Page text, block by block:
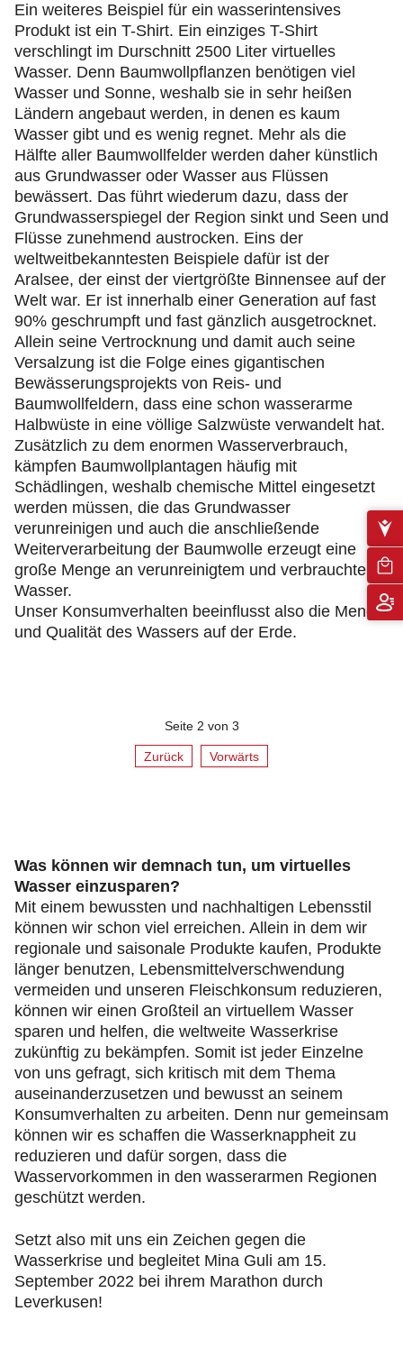
Ein weiteres Beispiel für ein wasserintensives
Produkt ist ein T-Shirt. Ein einziges T-Shirt
verschlingt im Durschnitt 2500 Liter virtuelles
Wasser. Denn Baumwollpflanzen benötigen viel
Wasser und Sonne, weshalb sie in sehr heißen
Ländern angebaut werden, in denen es kaum
Wasser gibt und es wenig regnet. Mehr als die
Hälfte aller Baumwollfelder werden daher künstlich
aus Grundwasser oder Wasser aus Flüssen
bewässert. Das führt wiederum dazu, dass der
Grundwasserspiegel der Region sinkt und Seen und
Flüsse zunehmend austrocken. Eins der
weltweitbekanntesten Beispiele dafür ist der
Aralsee, der einst der viertgrößte Binnensee auf der
Welt war. Er ist innerhalb einer Generation auf fast
90% geschrumpft und fast gänzlich ausgetrocknet.
Allein seine Vertrocknung und damit auch seine
Versalzung ist die Folge eines gigantischen
Bewässerungsprojekts von Reis- und
Baumwollfeldern, dass eine schon wasserarme
Halbwüste in eine völlige Salzwüste verwandelt hat.
Zusätzlich zu dem enormen Wasserverbrauch,
kämpfen Baumwollplantagen häufig mit
Schädlingen, weshalb chemische Mittel eingesetzt
werden müssen, die das Grundwasser
verunreinigen und auch die anschließende
Weiterverarbeitung der Baumwolle erzeugt eine
große Menge an verunreinigtem und verbrauchtem
Wasser.
Unser Konsumverhalten beeinflusst also die Menge
und Qualität des Wassers auf der Erde.
Seite 2 von 3
Zurück Vorwärts
Was können wir demnach tun, um virtuelles
Wasser einzusparen?
Mit einem bewussten und nachhaltigen Lebensstil
können wir schon viel erreichen. Allein in dem wir
regionale und saisonale Produkte kaufen, Produkte
länger benutzen, Lebensmittelverschwendung
vermeiden und unseren Fleischkonsum reduzieren,
können wir einen Großteil an virtuellem Wasser
sparen und helfen, die weltweite Wasserkrise
zukünftig zu bekämpfen. Somit ist jeder Einzelne
von uns gefragt, sich kritisch mit dem Thema
auseinanderzusetzen und bewusst an seinem
Konsumverhalten zu arbeiten. Denn nur gemeinsam
können wir es schaffen die Wasserknappheit zu
reduzieren und dafür sorgen, dass die
Wasservorkommen in den wasserarmen Regionen
geschützt werden.
Setzt also mit uns ein Zeichen gegen die
Wasserkrise und begleitet Mina Guli am 15.
September 2022 bei ihrem Marathon durch
Leverkusen!